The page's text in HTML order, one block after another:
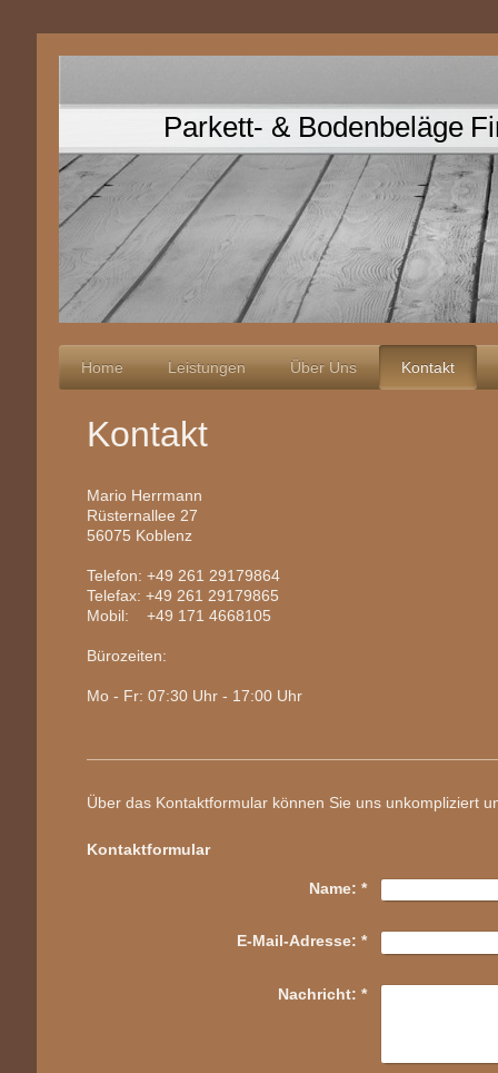
Parkett- & Bodenbeläge
Home Leistungen Über Uns Kontakt
Kontakt
Mario Herrmann
Rüsternallee 27
56075 Koblenz
Telefon: +49 261 29179864
Telefax: +49 261 29179865
Mobil: +49 171 4668105
Bürozeiten:
Mo - Fr: 07:30 Uhr - 17:00 Uhr
Über das Kontaktformular können Sie uns unkompliziert
Kontaktformular
Name: *
E-Mail-Adresse: *
Nachricht: *